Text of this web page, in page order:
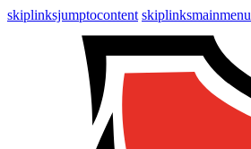
skiplinksjumptocontent skiplinksmainmenu